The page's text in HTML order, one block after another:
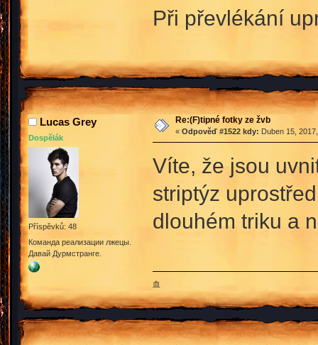
Při převlékání
Lucas Grey
Dospělák
Příspěvků: 48
Команда реализации лжецы.
Давай Дурмстранге.
Re:(F)tipné fotky ze žvb
« Odpověď #1522 kdy: Duben 15,
Víte, že jsou
striptýz
dlouhém triku a
血